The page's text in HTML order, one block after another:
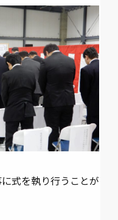
式を執り行うことが